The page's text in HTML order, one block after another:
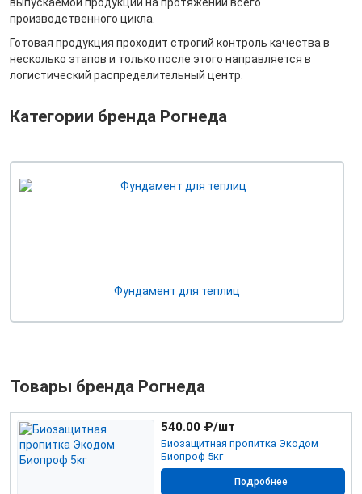
производственного цикла.
Готовая продукция проходит строгий контроль качества в
несколько этапов и только после этого направляется в
логистический распределительный центр.
Категории бренда Рогнеда
Фундамент для теплиц
Товары бренда Рогнеда
Биозащитная пропитка Экодом
Биопроф 5кг
540.00 ₽/шт
Подробнее